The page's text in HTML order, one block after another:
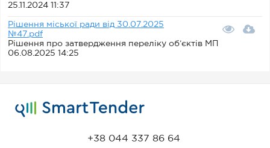
25.11.2024 11:37
Рішення міської ради від 30.07.2025
№47.pdf
Рішення про затвердження переліку об’єктів МП
06.08.2025 14:25
+38 044 337 86 64